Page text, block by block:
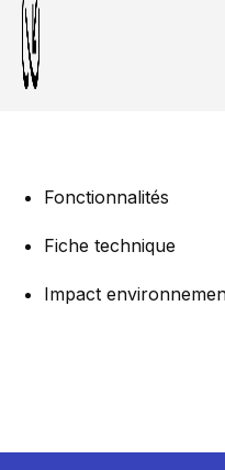
Fonctionnalités
Fiche technique
Impact